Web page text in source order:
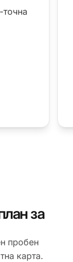
за
пробен
карта.